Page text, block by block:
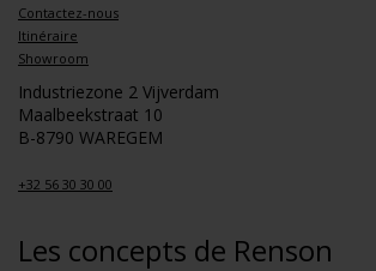
Contactez-nous
Itinéraire
Showroom
Industriezone 2 Vijverdam
Maalbeekstraat 10
B-8790 WAREGEM
+32 56 30 30 00
Les concepts de Renson